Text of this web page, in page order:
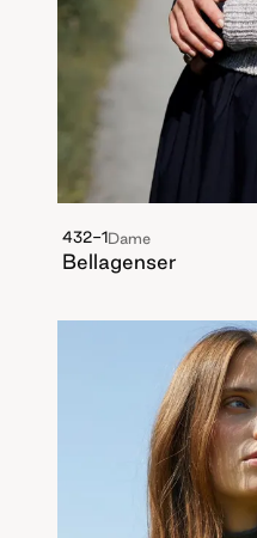
432-1Dame
Bellagenser